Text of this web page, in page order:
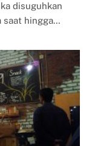
disuguhkan
saat hingga…